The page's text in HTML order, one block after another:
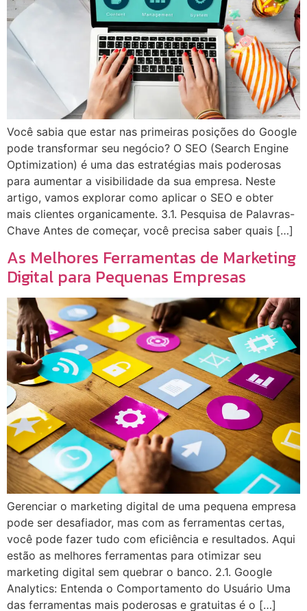
Você sabia que estar nas primeiras posições do Google
pode transformar seu negócio? O SEO (Search Engine
Optimization) é uma das estratégias mais poderosas
para aumentar a visibilidade da sua empresa. Neste
artigo, vamos explorar como aplicar o SEO e obter
mais clientes organicamente. 3.1. Pesquisa de Palavras-
Chave Antes de começar, você precisa saber quais […]
As Melhores Ferramentas de Marketing
Digital para Pequenas Empresas
Gerenciar o marketing digital de uma pequena empresa
pode ser desafiador, mas com as ferramentas certas,
você pode fazer tudo com eficiência e resultados. Aqui
estão as melhores ferramentas para otimizar seu
marketing digital sem quebrar o banco. 2.1. Google
Analytics: Entenda o Comportamento do Usuário Uma
das ferramentas mais poderosas e gratuitas é o […]